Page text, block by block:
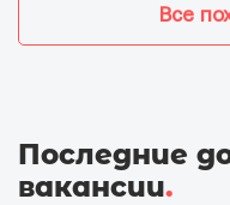
Все
Последние
вакансии.